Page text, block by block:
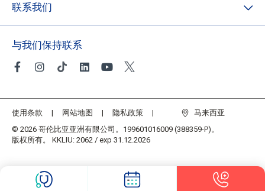
联系我们
与我们保持联系
使用条款 网站地图 隐私政策
马来西亚
© 2026 哥伦比亚亚洲有限公司。199601016009 (388359-P)。
版权所有。 KKLIU: 2062 / exp 31.12.2026